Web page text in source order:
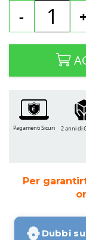
-
Per
Dubbi
Pagamenti Sicuri 2 anni di